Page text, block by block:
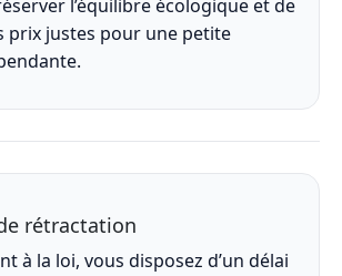
l’équilibre écologique et de
prix justes pour une petite
rétractation
à la loi, vous disposez d’un délai